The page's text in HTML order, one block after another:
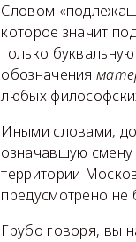
Словом
которое значит
только
обозначения
любых
Иными словами,
означавшую смену
территории
предусмотрено не
Грубо говоря, вы